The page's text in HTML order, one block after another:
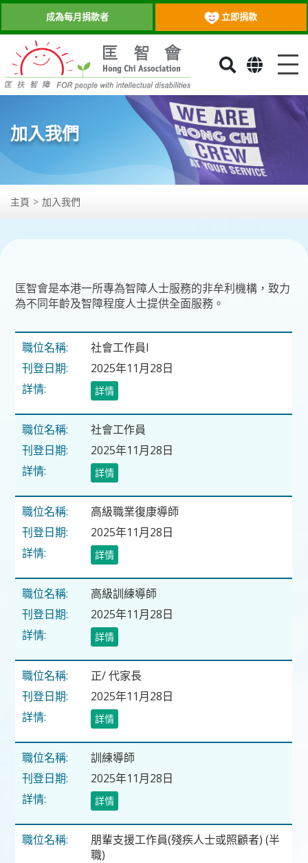
成為每月捐款者 立即捐款
目錄
加入我們
主頁 加入我們
匡智會是本港一所專為智障人士服務的非牟利機構，致力
為不同年齡及智障程度人士提供全面服務。
社會工作員I
2025年11月28日
詳情
社會工作員
2025年11月28日
詳情
高級職業復康導師
2025年11月28日
詳情
高級訓練導師
2025年11月28日
詳情
正/ 代家長
2025年11月28日
詳情
訓練導師
2025年11月28日
詳情
朋輩支援工作員(殘疾人士或照顧者) (半
職)